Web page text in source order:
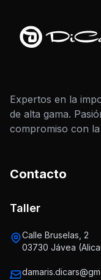
Expertos en la
de alta gama.
compromiso con
Contacto
Taller
Calle Bruselas, 2
03730 Jávea